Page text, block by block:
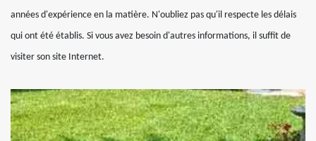
années d'expérience en la matière. N'oubliez pas qu'il respecte les délais
qui ont été établis. Si vous avez besoin d'autres informations, il suffit de
visiter son site Internet.